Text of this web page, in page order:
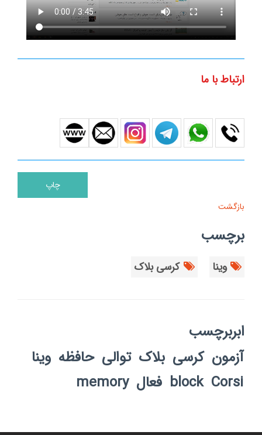
ارتباط با ما
بازگشت
برچسب
وینا کرسی بلاک
ابربرچسب
آزمون کرسی بلاک توالی حافظه وینا
Corsi
block فعال memory